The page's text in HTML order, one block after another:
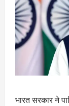
भारत सरकार ने